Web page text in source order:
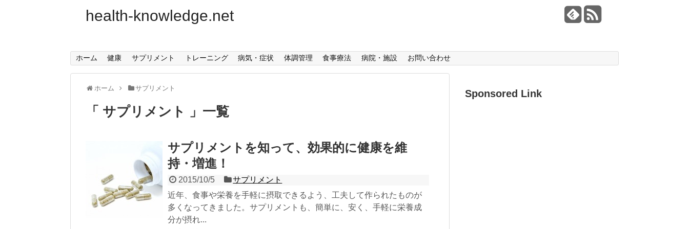
health-knowledge.net
ホーム 健康 サプリメント トレーニング 病気・症状 体調管理 食事療法 病院・施設 お問い合わせ
ホーム サプリメント
サプリメント 一覧
サプリメントを知って、効果的に健康を維
持・増進！
2015/10/5
サプリメント
近年、食事や栄養を手軽に摂取できるよう、工夫して作られたものが
多くなってきました。サプリメントも、簡単に、安く、手軽に栄養成
分が摂れ...
Sponsored Link